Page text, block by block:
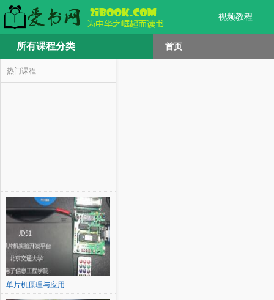
视频教程
所有课程分类 首页
热门课程
单片机原理与应用